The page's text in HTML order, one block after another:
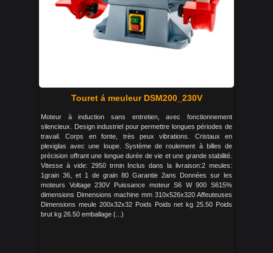
Touret á meuleur DSM200_230V
Moteur à induction sans entretien, avec fonctionnement
silencieux. Design industriel pour permettre longues périodes de
travail. Corps en fonte, très peux vibrations. Cristaux en
plexiglas avec une loupe. Système de roulement à billes de
précision offrant une longue durée de vie et une grande stabilité.
Vitesse à vide: 2950 trmin Inclus dans la livraison:2 meules:
1grain 36, et 1 de grain 80 Garantie 2ans Données sur les
moteurs Voltage 230V Puissance moteur S6 W 900 S615%
dimensions Dimensions machine mm 310x526x320 Affeuteuses
Dimensions meule 200x32x32 Poids Poids net kg 25.50 Poids
brut kg 26.50 emballage (...)